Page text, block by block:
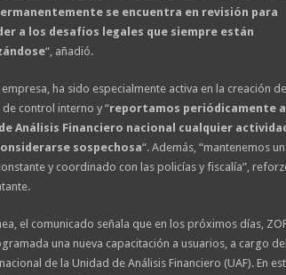
se encuentra en revisión para
a los desafíos legales que siempre están
“, añadió.
empresa, ha sido especialmente activa en la creación de
de control interno y “reportamos periódicamente
Análisis Financiero nacional cualquier
sospechosa“. Además, “mantenemos un
y coordinado con las policías y fiscalía”,
el comunicado señala que en los próximos días,
una nueva capacitación a usuarios, a cargo del
de la Unidad de Análisis Financiero (UAF). En